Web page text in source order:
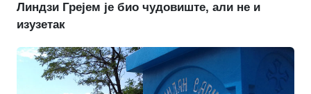
Линдзи Грејем је био чудовиште, али не и
изузетак